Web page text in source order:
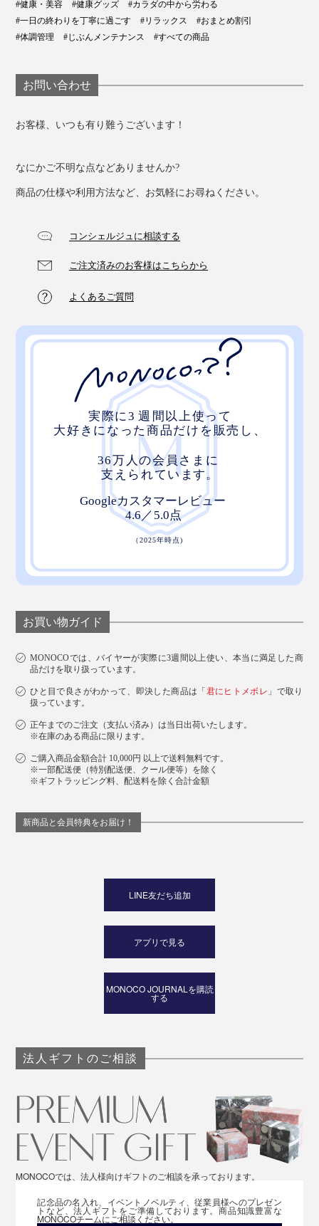
#健康・美容 #健康グッズ
#カラダの中から労わる
#一日の終わりを丁寧に過ごす
#リラックス
#おまとめ割引
#体調管理
#じぶんメンテナンス #すべての商品
お問い合わせ
お客様、いつも有り難うございます！
なにかご不明な点などありませんか?
商品の仕様や利用方法など、お気軽にお尋ねください。
コンシェルジュに相談する
ご注文済みのお客様はこちらから
よくあるご質問
お買い物ガイド
MONOCOでは、バイヤーが実際に3週間以上使い、本当に満足した商
品だけを取り扱っています。
ひと目で良さがわかって、即決した商品は「 君にヒトメボレ 」で取り
扱っています。
正午までのご注文（支払い済み）は当日出荷いたします。
※在庫のある商品に限ります。
ご購入商品金額合計 10,000円 以上で送料無料です。
※一部配送便（特別配送便、クール便等）を除く
※ギフトラッピング料、配送料を除く合計金額
新商品と会員特典をお届け！
LINE友だち追加
アプリで見る
MONOCO JOURNALを購読
する
法人ギフトのご相談
MONOCOでは、法人様向けギフトのご相談を承っております。
記念品の名入れ、イベントノベルティ、従業員様へのプレゼン
トなど、法人ギフトをご準備しております。商品知識豊富な
MONOCOチームにご相談ください。